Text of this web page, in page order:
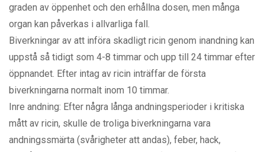
graden av öppenhet och den erhållna dosen, men många
organ kan påverkas i allvarliga fall.
Biverkningar av att införa skadligt ricin genom inandning kan
uppstå så tidigt som 4-8 timmar och upp till 24 timmar efter
öppnandet. Efter intag av ricin inträffar de första
biverkningarna normalt inom 10 timmar.
Inre andning: Efter några långa andningsperioder i kritiska
mått av ricin, skulle de troliga biverkningarna vara
andningssmärta (svårigheter att andas), feber, hack,